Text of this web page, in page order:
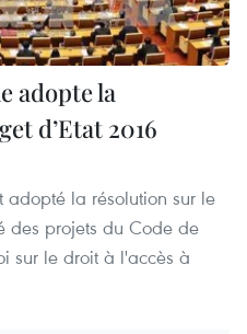
adopte la
d’Etat 2016
adopté la résolution sur le
des projets du Code de
sur le droit à l'accès à